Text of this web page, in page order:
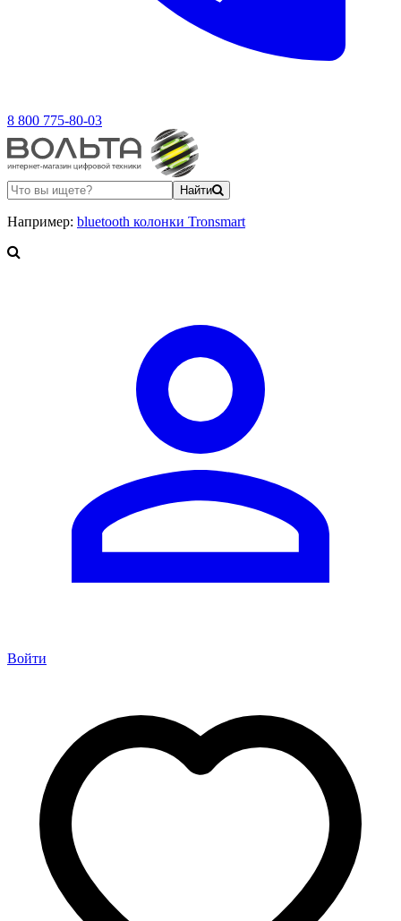
8 800 775-80-03
Найти
Например: bluetooth колонки Tronsmart
Войти